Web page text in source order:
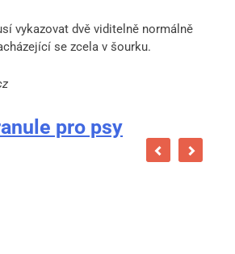
vykazovat dvě viditelně normálně
se zcela v šourku.
pro psy